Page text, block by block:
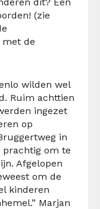
(zie
de
wilden wel
Ruim achttien
ingezet
op
in
prachtig om te
Afgelopen
om de
kinderen
Marjan